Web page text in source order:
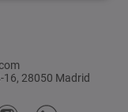
16, 28050 Madrid